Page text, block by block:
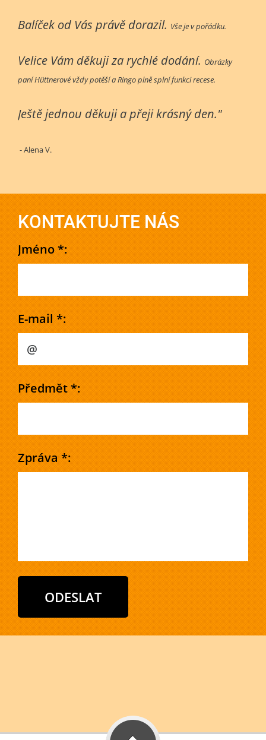
Balíček od Vás právě dorazil. Vše je v pořádku.
Velice Vám děkuji za rychlé dodání. Obrázky
paní Hüttnerové vždy potěší a Ringo plně splní funkci recese.
Ještě jednou děkuji a přeji krásný den."
- Alena V.
KONTAKTUJTE NÁS
Jméno *:
E-mail *:
Předmět *:
Zpráva *: